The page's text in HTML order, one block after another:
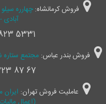
فروش کرمانشاه:چهارره
آبادی -
5331
فروش بندر عباس: مجتمع ستاره
87 67
عاملیت فروش تهران: